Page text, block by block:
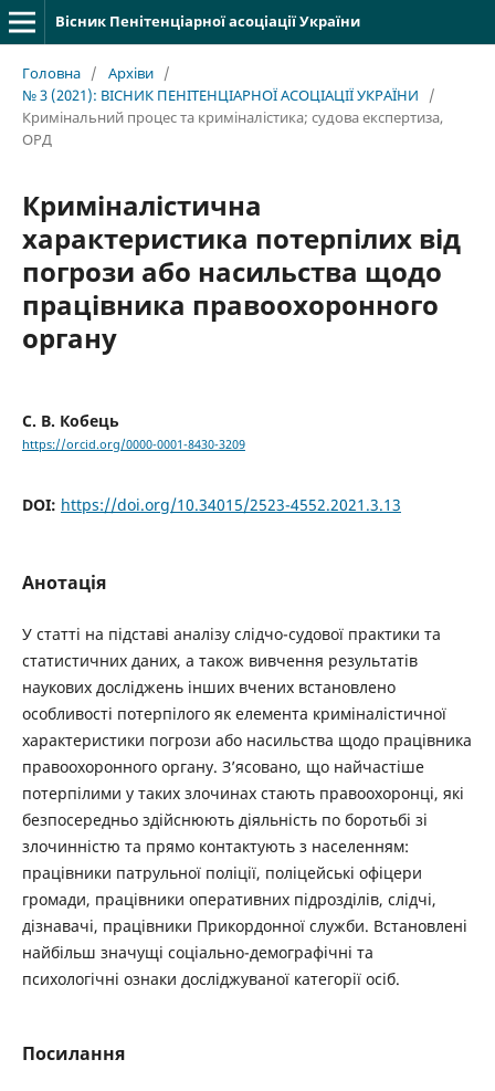
Вісник Пенітенціарної асоціації України
Головна / Архіви /
№ 3 (2021): ВІСНИК ПЕНІТЕНЦІАРНОЇ АСОЦІАЦІЇ УКРАЇНИ
/
Кримінальний процес та криміналістика; судова експертиза,
ОРД
Криміналістична
характеристика потерпілих від
погрози або насильства щодо
працівника правоохоронного
органу
С. В. Кобець
https://orcid.org/0000-0001-8430-3209
DOI: https://doi.org/10.34015/2523-4552.2021.3.13
Анотація
У статті на підставі аналізу слідчо-судової практики та
статистичних даних, а також вивчення результатів
наукових досліджень інших вчених встановлено
особливості потерпілого як елемента криміналістичної
характеристики погрози або насильства щодо працівника
правоохоронного органу. З’ясовано, що найчастіше
потерпілими у таких злочинах стають правоохоронці, які
безпосередньо здійснюють діяльність по боротьбі зі
злочинністю та прямо контактують з населенням:
працівники патрульної поліції, поліцейські офіцери
громади, працівники оперативних підрозділів, слідчі,
дізнавачі, працівники Прикордонної служби. Встановлені
найбільш значущі соціально-демографічні та
психологічні ознаки досліджуваної категорії осіб.
Посилання